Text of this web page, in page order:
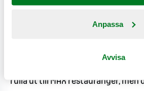
Anpassa
Avvisa
uppmuntra barn och vuxna att bli
rulla ut till MAX restauranger, men